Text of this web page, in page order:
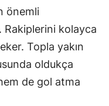
önemli
Rakiplerini kolayca
Topla yakın
oldukça
de gol atma